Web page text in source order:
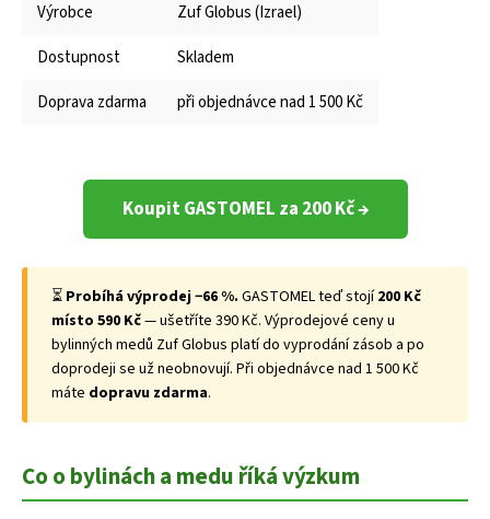
Výrobce
Zuf Globus (Izrael)
Dostupnost
Skladem
Doprava zdarma
při objednávce nad 1 500 Kč
Koupit GASTOMEL za 200 Kč →
⏳ Probíhá výprodej −66 %. GASTOMEL teď stojí200 Kč
místo 590 Kč— ušetříte 390 Kč. Výprodejové ceny u
bylinných medů Zuf Globus platí do vyprodání zásob a po
doprodeji se už neobnovují. Při objednávce nad 1 500 Kč
máte dopravu zdarma.
Co o bylinách a medu říká výzkum